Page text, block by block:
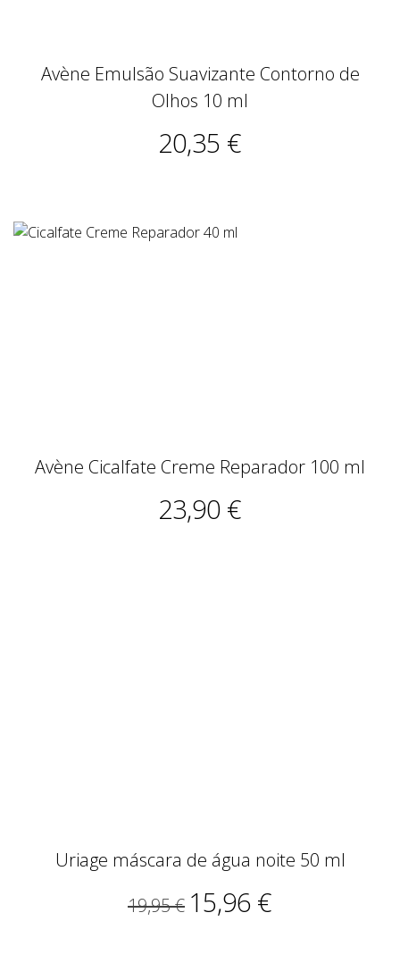
Avène Emulsão Suavizante Contorno de
Olhos 10 ml
20,35 €
Avène Cicalfate Creme Reparador 100 ml
23,90 €
Uriage máscara de água noite 50 ml
19,95 € 15,96 €